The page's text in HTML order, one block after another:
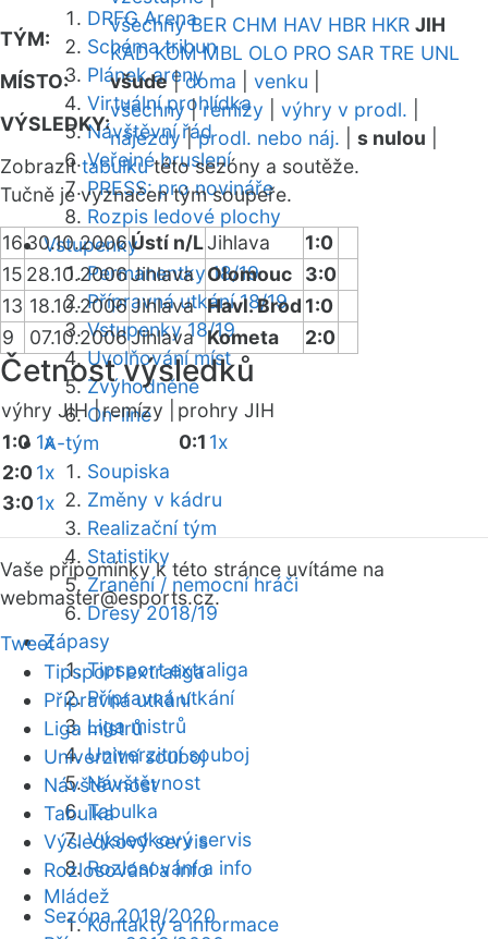
DRFG Arena
Schéma tribun
Plánek areny
Virtuální prohlídka
Návštěvní řád
Veřejné bruslení
PRESS: pro novináře
Rozpis ledové plochy
Vstupenky
Permanentky 18/19
Přípravná utkání 18/19
Vstupenky 18/19
Uvolňování míst
Zvýhodněné
On-line
A-tým
Soupiska
Změny v kádru
Realizační tým
Statistiky
Zranění / nemocní hráči
Dresy 2018/19
Zápasy
Tipsport extraliga
Přípravná utkání
Liga mistrů
Univerzitní souboj
Návštěvnost
Tabulka
Výsledkový servis
Rozlosování a info
Mládež
Kontakty a informace
TÝM:
všechny BER CHM HAV HBR HKR JIH
KAD KOM MBL OLO PRO SAR TRE UNL
MÍSTO:
všude|doma venku
VÝSLEDKY:
všechny|remízy výhry v prodl.
nájezdy|prodl. nebo náj. s nulou
Zobrazittabulkutéto sezóny a soutěže.
Tučně je vyznačen tým soupeře.
1630.10.2006Ústí n/LJihlava
1:0
15 28.10.2006Jihlava Olomouc
3:0
13 18.10.2006Jihlava Havl. Brod 1:0
9
07.10.2006Jihlava Kometa 2:0
Četnost výsledků
výhry JIH |remízy |
prohry JIH
1:0 1x
2:01x
3:01x
0:1 1x
Vaše připomínky k této stránce uvítáme na
webmaster@esports.cz.
Tweet
Tipsport extraliga
Přípravná utkání
Liga mistrů
Univerzitní souboj
Návštěvnost
Tabulka
Výsledkový servis
Rozlosování a info
Sezóna 2019/2020